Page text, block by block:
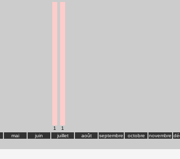
1
1
mai juin juillet août septembre octobre novembre